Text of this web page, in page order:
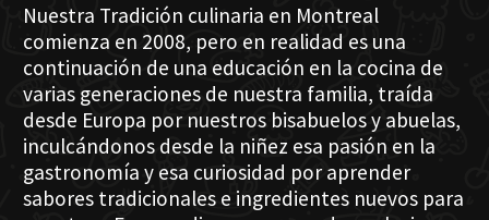
Nuestra Tradición culinaria en Montreal
comienza en 2008, pero en realidad es una
continuación de una educación en la cocina de
varias generaciones de nuestra familia, traída
desde Europa por nuestros bisabuelos y abuelas,
inculcándonos desde la niñez esa pasión en la
gastronomía y esa curiosidad por aprender
sabores tradicionales e ingredientes nuevos para